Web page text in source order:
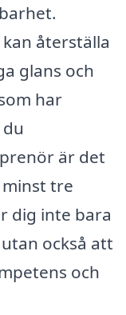
återställa
glans och
har
är det
tre
dig inte bara
också att
och